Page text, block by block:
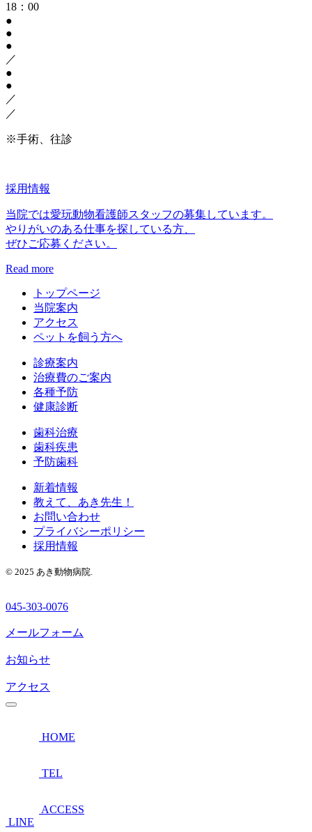
18：00
●
●
●
／
●
●
／
／
※手術、往診
採用情報
当院では愛玩動物看護師スタッフの募集しています。
やりがいのある仕事を探している方、
ぜひご応募ください。
Read more
トップページ
当院案内
アクセス
ペットを飼う方へ
診療案内
治療費のご案内
各種予防
健康診断
歯科治療
歯科疾患
予防歯科
新着情報
教えて、あき先生！
お問い合わせ
プライバシーポリシー
採用情報
© 2025 あき動物病院.
045-303-0076
メールフォーム
お知らせ
アクセス
HOME
TEL
ACCESS
LINE